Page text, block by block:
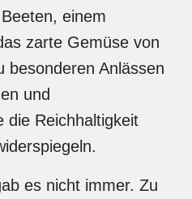
einem
zarte Gemüse von
besonderen Anlässen
und
die Reichhaltigkeit
es nicht immer. Zu